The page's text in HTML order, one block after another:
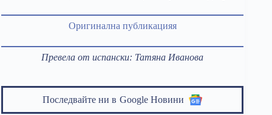
Оригинална публикацияя
Превела от испански: Татяна Иванова
Последвайте ни в Google Новини